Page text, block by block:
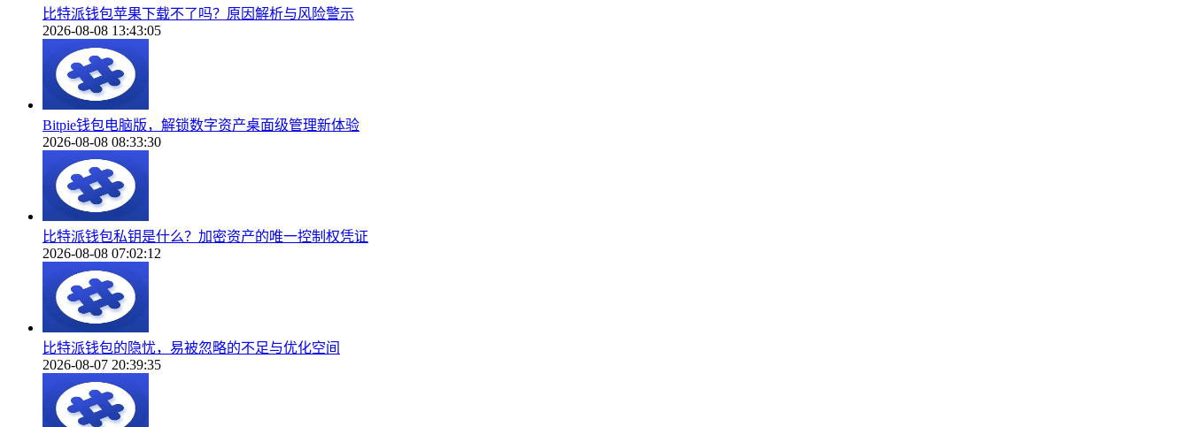
比特派钱包苹果下载不了吗？原因解析与风险警示
2026-08-08 13:43:05
Bitpie钱包电脑版，解锁数字资产桌面级管理新体验
2026-08-08 08:33:30
比特派钱包私钥是什么？加密资产的唯一控制权凭证
2026-08-08 07:02:12
比特派钱包的隐忧，易被忽略的不足与优化空间
2026-08-07 20:39:35